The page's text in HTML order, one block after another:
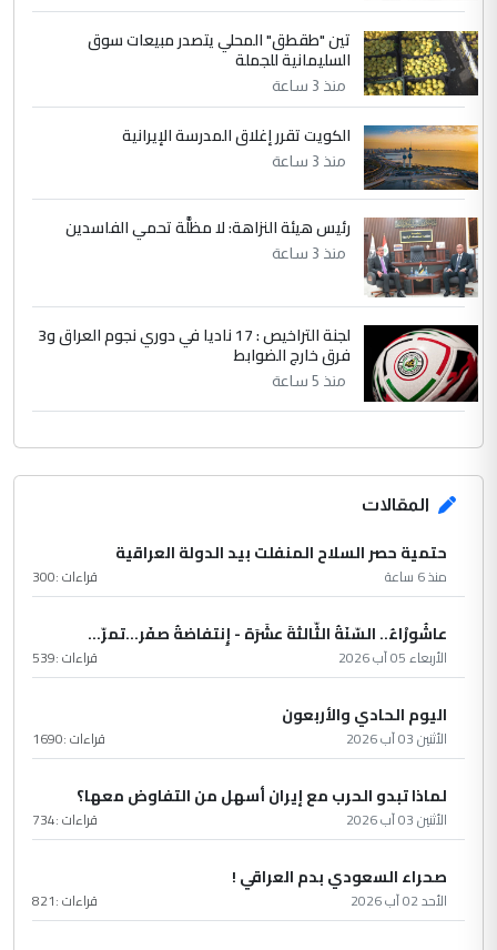
دقيق ومسؤول؛ فالاستثمار الحقيقي للإنسان
وثروات البلد يعتمد على الكفاءة ...
الموضوع :
بين الإهمال واغتصاب الأرض.. بلاد
الرافدين تعاني الجفاف والتصحر!!
تين "طقطق" المحلي يتصدر مبيعات سوق
السليمانية للجملة
منذ 3 ساعة
الكويت تقرر إغلاق المدرسة الإيرانية
منذ 3 ساعة
رئيس هيئة النزاهة: لا مظلَّة تحمي الفاسدين
منذ 3 ساعة
لجنة التراخيص : 17 ناديا في دوري نجوم العراق و3
فرق خارج الضوابط
منذ 5 ساعة
المقالات
حتمية حصر السلاح المنفلت بيد الدولة العراقية
منذ 6 ساعة قراءات :300
عاشُورْاءُ.. السّنَةُ الثّالثةَ عشَرَة - إِنتفاضةُ صفَر…تمرّ...
الأربعاء 05 آب 2026 قراءات :539
اليوم الحادي والأربعون
الأثنين 03 آب 2026 قراءات :1690
لماذا تبدو الحرب مع إيران أسهل من التفاوض معها؟
الأثنين 03 آب 2026 قراءات :734
صحراء السعودي بدم العراقي !
الأحد 02 آب 2026 قراءات :821